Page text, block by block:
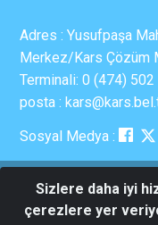
Adres : Yusufpaşa
Merkez/Kars Çözüm
Terminali: 0 (474)
posta :
Sosyal Medya :
Tüm Hakları
Sizlere daha iyi
çerezlere yer